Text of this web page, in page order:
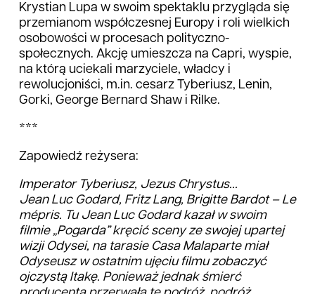
Krystian Lupa w swoim spektaklu przygląda się
przemianom współczesnej Europy i roli wielkich
osobowości w procesach polityczno-
społecznych. Akcję umieszcza na Capri, wyspie,
na którą uciekali marzyciele, władcy i
rewolucjoniści, m.in. cesarz Tyberiusz, Lenin,
Gorki, George Bernard Shaw i Rilke.
***
Zapowiedź reżysera:
Imperator Tyberiusz, Jezus Chrystus...
Jean Luc Godard, Fritz Lang, Brigitte Bardot – Le
mépris. Tu Jean Luc Godard kazał w swoim
filmie „Pogarda” kręcić sceny ze swojej upartej
wizji Odysei, na tarasie Casa Malaparte miał
Odyseusz w ostatnim ujęciu filmu zobaczyć
ojczystą Itakę. Ponieważ jednak śmierć